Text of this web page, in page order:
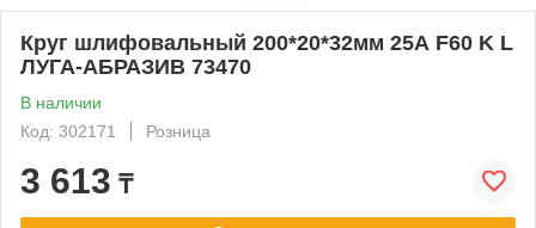
Круг шлифовальный 200*20*32мм 25А F60 K L
ЛУГА-АБРАЗИВ 73470
В наличии
Код: 302171
Розница
3 613 ₸